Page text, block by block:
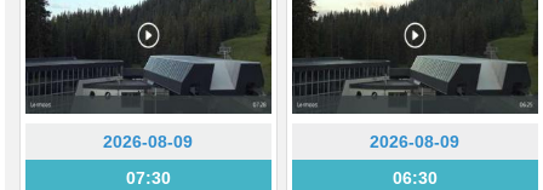
2026-08-09
07:30
2026-08-09
06:30